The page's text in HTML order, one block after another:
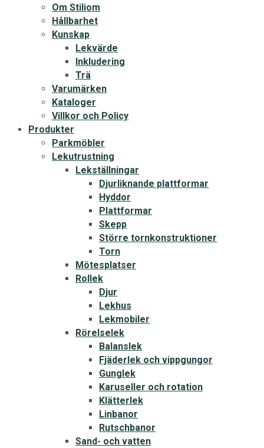
Om Stiliom
Hållbarhet
Kunskap
Lekvärde
Inkludering
Trä
Varumärken
Kataloger
Villkor och Policy
Produkter
Parkmöbler
Lekutrustning
Lekställningar
Djurliknande plattformar
Hyddor
Plattformar
Skepp
Större tornkonstruktioner
Torn
Mötesplatser
Rollek
Djur
Lekhus
Lekmobiler
Rörelselek
Balanslek
Fjäderlek och vippgungor
Gunglek
Karuseller och rotation
Klätterlek
Linbanor
Rutschbanor
Sand- och vatten